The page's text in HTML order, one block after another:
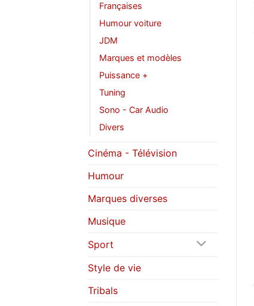
Françaises
Humour voiture
JDM
Marques et modèles
Puissance +
Tuning
Sono - Car Audio
Divers
Cinéma - Télévision
Humour
Marques diverses
Musique
Sport
Style de vie
Tribals